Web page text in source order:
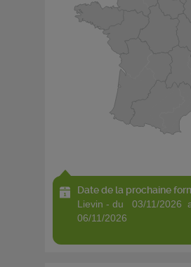
Date de la prochaine
lievin - du 03/11/2026 au
06/11/2026